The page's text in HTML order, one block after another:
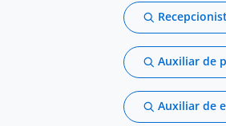
Auxiliar de
Auxiliar de